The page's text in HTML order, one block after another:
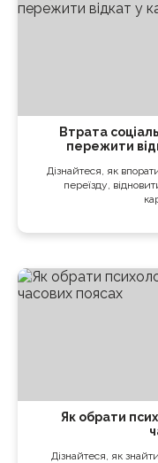
Втрата
пережити
Дізнайтеся, як
переїзду,
Як обрати
Дізнайтеся, як